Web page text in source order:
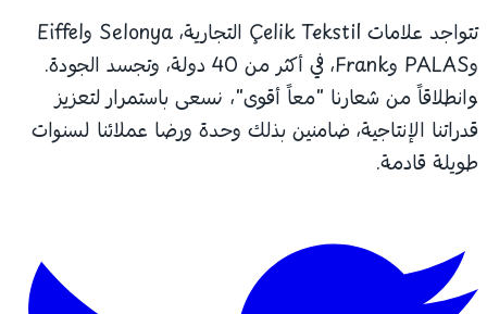
تتواجد علامات Çelik Tekstil التجارية، Selonya وEiffel
وPALAS وFrank، في أكثر من 40 دولة، وتجسد الجودة.
وانطلاقاً من شعارنا "معاً أقوى"، نسعى باستمرار لتعزيز
قدراتنا الإنتاجية، ضامنين بذلك وحدة ورضا عملائنا لسنوات
طويلة قادمة.